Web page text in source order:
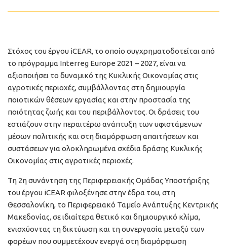
Στόχος του έργου iCEAR, το οποίο συγχρηματοδοτείται από
το πρόγραμμα Interreg Europe 2021 – 2027, είναι να
αξιοποιήσει το δυναμικό της Κυκλικής Οικονομίας στις
αγροτικές περιοχές, συμβάλλοντας στη δημιουργία
ποιοτικών θέσεων εργασίας και στην προστασία της
ποιότητας ζωής και του περιβάλλοντος. Οι δράσεις του
εστιάζουν στην περαιτέρω ανάπτυξη των υφιστάμενων
μέσων πολιτικής και στη διαμόρφωση απαιτήσεων και
συστάσεων για ολοκληρωμένα σχέδια δράσης Κυκλικής
Οικονομίας στις αγροτικές περιοχές.
Τη 2η συνάντηση της Περιφερειακής Ομάδας Υποστήριξης
του έργου iCEAR φιλοξένησε στην έδρα του, στη
Θεσσαλονίκη, το Περιφερειακό Ταμείο Ανάπτυξης Κεντρικής
Μακεδονίας, σε ιδιαίτερα θετικό και δημιουργικό κλίμα,
ενισχύοντας τη δικτύωση και τη συνεργασία μεταξύ των
φορέων που συμμετέχουν ενεργά στη διαμόρφωση